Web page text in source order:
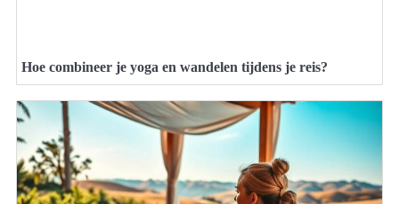
Hoe combineer je yoga en wandelen tijdens je reis?